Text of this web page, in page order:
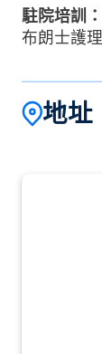
駐院培訓：
布朗士護
地址